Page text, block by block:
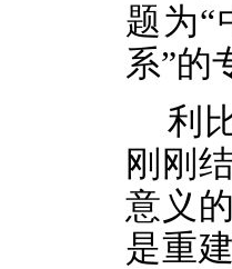
题为“
系”的
利
刚刚
意义
是重建